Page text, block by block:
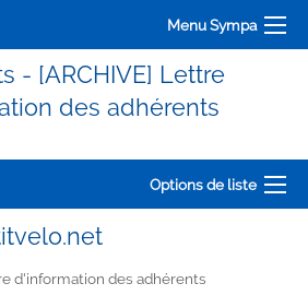
Menu Sympa
- [ARCHIVE] Lettre
des adhérents
Options de liste
d'information des adhérents